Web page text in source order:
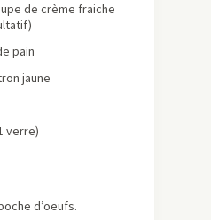
de crème fraiche
pain
jaune
verre)
d’oeufs.